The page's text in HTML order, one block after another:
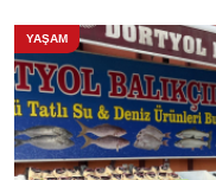
YAŞAM